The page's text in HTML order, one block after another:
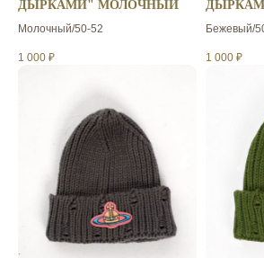
ДЫРКАМИ" МОЛОЧНЫЙ
Молочный/50-52
1 000 ₽
Бежевый/
1 000 ₽